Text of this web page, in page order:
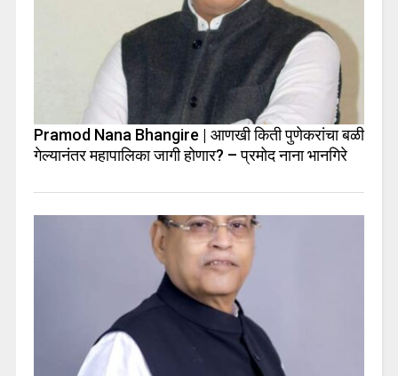
Pramod Nana Bhangire | आणखी किती पुणेकरांचा बळी
गेल्यानंतर महापालिका जागी होणार? – प्रमोद नाना भानगिरे